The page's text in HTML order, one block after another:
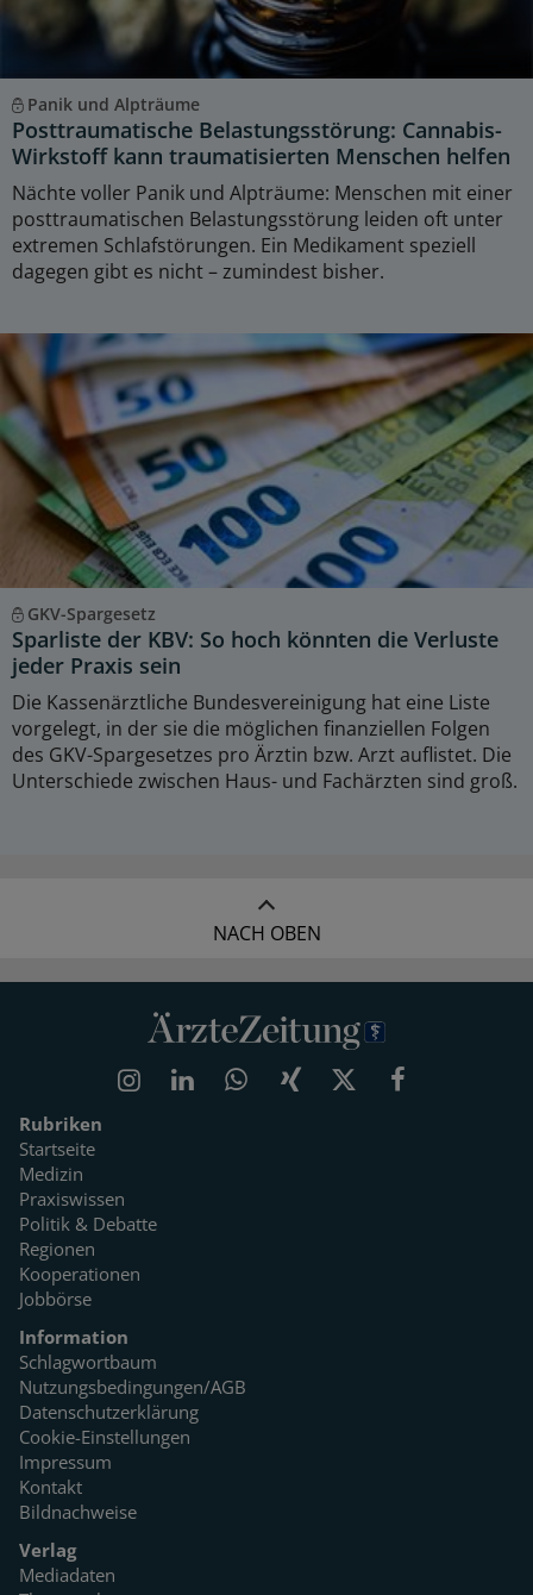
Panik und Alpträume
Posttraumatische Belastungsstörung: Cannabis-
Wirkstoff kann traumatisierten Menschen helfen
Nächte voller Panik und Alpträume: Menschen mit einer
posttraumatischen Belastungsstörung leiden oft unter
extremen Schlafstörungen. Ein Medikament speziell
dagegen gibt es nicht – zumindest bisher.
GKV-Spargesetz
Sparliste der KBV: So hoch könnten die Verluste
jeder Praxis sein
Die Kassenärztliche Bundesvereinigung hat eine Liste
vorgelegt, in der sie die möglichen finanziellen Folgen
des GKV-Spargesetzes pro Ärztin bzw. Arzt auflistet. Die
Unterschiede zwischen Haus- und Fachärzten sind groß.
NACH OBEN
Rubriken
Startseite
Medizin
Praxiswissen
Politik & Debatte
Regionen
Kooperationen
Jobbörse
Information
Schlagwortbaum
Nutzungsbedingungen/AGB
Datenschutzerklärung
Cookie-Einstellungen
Impressum
Kontakt
Bildnachweise
Verlag
Mediadaten